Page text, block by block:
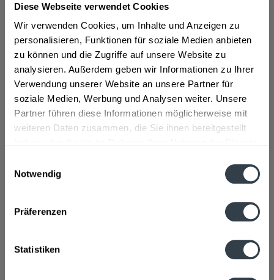
Diese Webseite verwendet Cookies
Wir verwenden Cookies, um Inhalte und Anzeigen zu
personalisieren, Funktionen für soziale Medien anbieten
zu können und die Zugriffe auf unsere Website zu
analysieren. Außerdem geben wir Informationen zu Ihrer
Verwendung unserer Website an unsere Partner für
soziale Medien, Werbung und Analysen weiter. Unsere
Partner führen diese Informationen möglicherweise mit
weiteren Daten zusammen, die Sie ihnen bereitgestellt
Notwendig
Präferenzen
Statistiken
"Ensinger Sport Grapefruit N2 12 x 0,75l"
Geschmacksrichtung:
Grapefruit
Material:
PET - Mehrweg
Flaschengröße:
0,7 - 0,75 l
Fragen zum Artikel?
Weitere Artikel von Ensinger
Zutaten und Allergene
Natürliches Mineralwasser, Mehrfruchtsaft (weiße Traube,
Apfel, Birne) aus Mehrfruchtsaftkonzentrat (19%),
Zitronensaft aus Zitronensaftkonzentrat, Orangensaft aus
Orangensaftkonzentrat, Quellkohlensäure, natürliches
Antioxidationsmittel Ascorbinsäure
Anmerkung: Sofern Allergene vorhanden sind, sind diese